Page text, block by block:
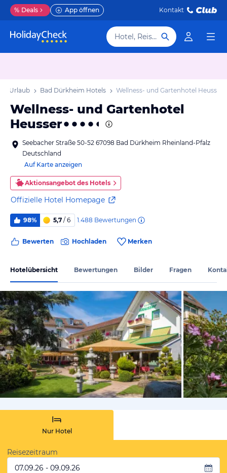
% Deals App öffnen Kontakt
Hotel, Reiseziel
Urlaub Bad Dürkheim Hotels Wellness- und Gartenhotel Heusser
Wellness- und Gartenhotel
Heusser
Seebacher Straße 50-52 67098 Bad Dürkheim Rheinland-Pfalz
Deutschland
Auf Karte anzeigen
Aktionsangebot des Hotels
Offizielle Hotel Homepage
98% 5,7 / 6 1.488 Bewertungen
Bewerten Hochladen Merken
Hotelübersicht Bewertungen Bilder Fragen
vom
Nur Hotel
Reisezeitraum
07.09.26 - 09.09.26